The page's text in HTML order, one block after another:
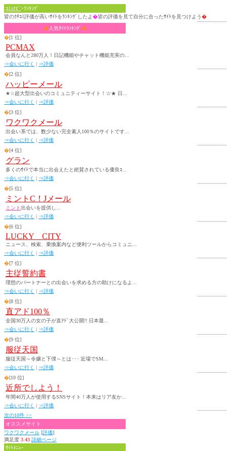
ｺﾐｭﾅﾋﾞ>ﾗﾝｷﾝｸﾞ
皆のｸﾁｺﾐ評価が高いｻｲﾄをﾗﾝｷﾝｸﾞしたよ�皆の評価を見て自分に合ったｻｲﾄを見つけよう�
�人気ｻｲﾄﾗﾝｷﾝｸﾞ�
�[1 位]
PCMAX
会員なんと280万人！日記機能やチャット機能充実の...
⇒会いに行く | ⇒評価
�[2 位]
ハッピーメール
★☆超大型出会いのコミュニティーサイト！☆★ 日...
⇒会いに行く | ⇒評価
�[3 位]
ワクワクメール
出会い系では、数少ない完全素人100％のサイトです...
⇒会いに行く | ⇒評価
�[4 位]
グラン
多くのｻｲﾄで本当に出会えたと絶賛されている優良ｺ...
⇒会いに行く | ⇒評価
�[5 位]
ミントC！Jメール
ミント出会いを提供し...
⇒会いに行く | ⇒評価
�[6 位]
LUCKY CITY
ニュース、検索、乗換案内など便利ツールからコミュニ...
⇒会いに行く | ⇒評価
�[7 位]
主従誓約書
理想のパートナーとの出会いを求める方の助けになるよ...
⇒会いに行く | ⇒評価
�[8 位]
直アド100％
全国30万人の女の子が直ｱﾄﾞ大公開!! 日本最...
⇒会いに行く | ⇒評価
�[9 位]
服従天国
服従天国～令嬢と下僕～とは･･･ 近場でSM...
⇒会いに行く | ⇒評価
�[10 位]
近所でしよう！
年間40万人が使用するSNSサイト！本来はリア友か...
⇒会いに行く | ⇒評価
次の10件 >>
オススメサイト
ワクワクメール [評価]
満足度 3.43 詳細ページ
ｻｲﾄﾒﾆｭｰ